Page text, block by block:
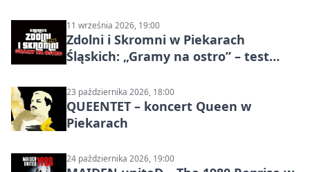
11 września 2026, 19:00
Zdolni i Skromni w Piekarach
Śląskich: „Gramy na ostro” – test
23 października 2026, 18:00
QUEENTET – koncert Queen w
Piekarach
24 października 2026, 19:00